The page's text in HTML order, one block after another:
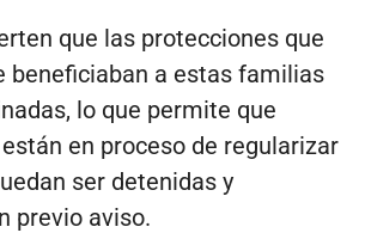
que las protecciones que
beneficiaban a estas familias
lo que permite que
en proceso de regularizar
ser detenidas y
previo aviso.